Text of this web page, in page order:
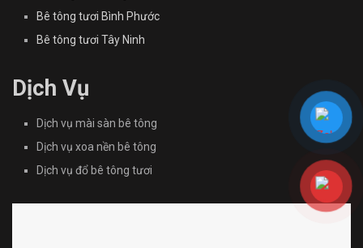
Bê tông tươi Bình Phước
Bê tông tươi Tây Ninh
Dịch Vụ
Dịch vụ mài sàn bê tông
Dịch vụ xoa nền bê tông
Dịch vụ đổ bê tông tươi